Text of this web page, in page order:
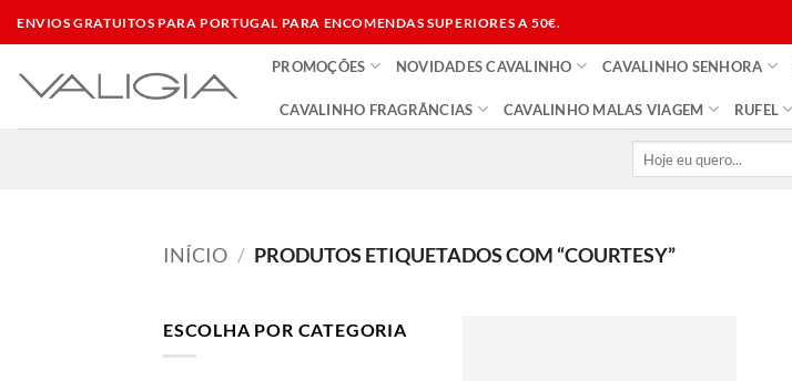
to
content
ENVIOS GRATUITOS PARA PORTUGAL PARA ENCOMENDAS SUPERIORES A 50€.
PROMOÇÕES NOVIDADES CAVALINHO CAVALINHO SENHORA
CAVALINHO FRAGRÂNCIAS CAVALINHO MALAS VIAGEM RUFEL
INÍCIO / PRODUTOS ETIQUETADOS COM “COURTESY”
ESCOLHA POR CATEGORIA